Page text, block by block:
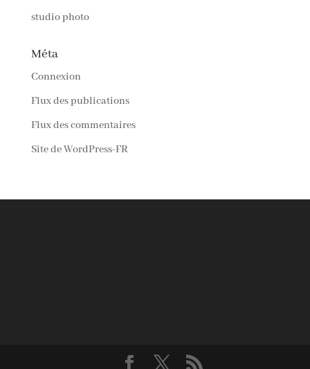
studio photo
Méta
Connexion
Flux des publications
Flux des commentaires
Site de WordPress-FR